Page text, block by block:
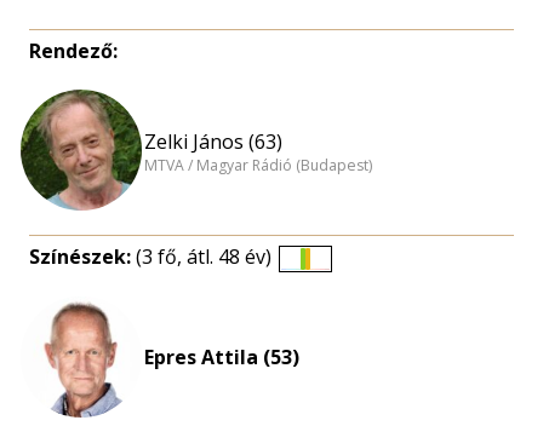
Rendező:
Zelki János (63)
MTVA / Magyar Rádió (Budapest)
Színészek:(3 fő, átl. 48 év)
Epres Attila (53)